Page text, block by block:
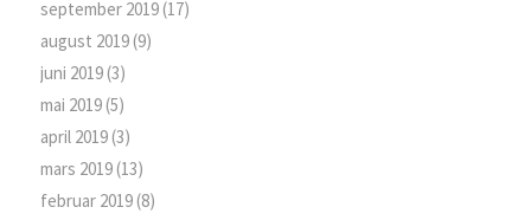
september 2019(17)
august 2019(9)
juni 2019(3)
mai 2019(5)
april 2019(3)
mars 2019(13)
februar 2019(8)